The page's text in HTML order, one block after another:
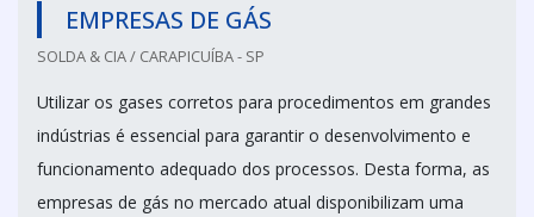
EMPRESAS DE GÁS
SOLDA & CIA / CARAPICUÍBA - SP
Utilizar os gases corretos para procedimentos em grandes
indústrias é essencial para garantir o desenvolvimento e
funcionamento adequado dos processos. Desta forma, as
empresas de gás no mercado atual disponibilizam uma